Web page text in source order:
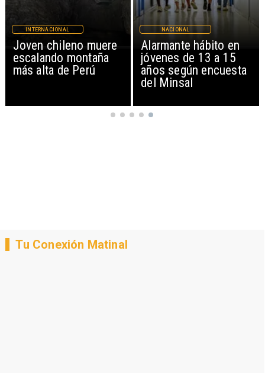
Joven chileno muere
escalando montaña
más alta de Perú
INTERNACIONAL
Alarmante hábito en
jóvenes de 13 a 15
años según encuesta
del Minsal
NACIONAL
Tu Conexión Matinal